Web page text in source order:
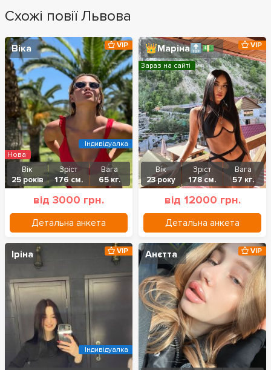
Схожі повії Львова
Віка
Вік
25 років
Зріст
176 см.
Вага
65 кг.
від 3000 грн.
Детальна анкета
VIP
Нова
Індивідуалка
👑Маріна🔝💵
Вік
23 року
Зріст
178 см.
Вага
57 кг.
від 12000 грн.
Детальна анкета
VIP
Зараз на сайті
Іріна VIP
Індивідуалка
Анєтта VIP